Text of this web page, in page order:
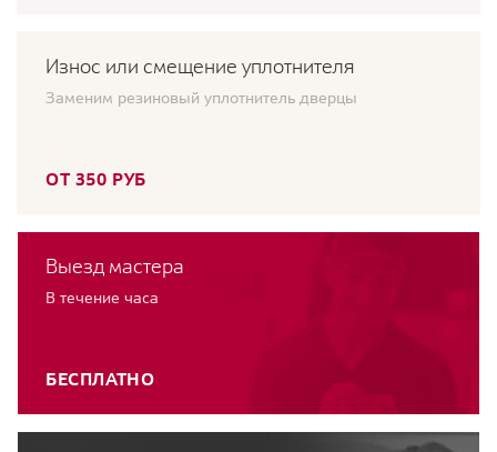
Износ или смещение уплотнителя
Заменим резиновый уплотнитель дверцы
ОТ 350 РУБ
Выезд мастера
В течение часа
БЕСПЛАТНО